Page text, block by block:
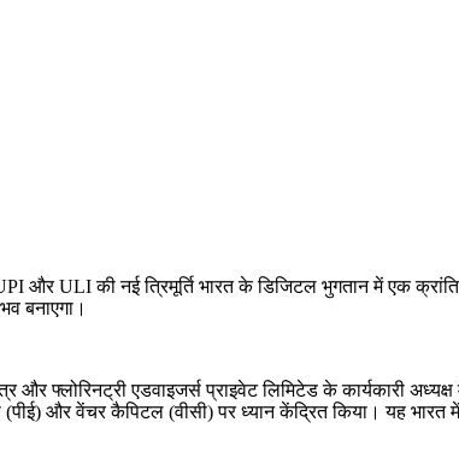
ULI की नई त्रिमूर्ति भारत के डिजिटल भुगतान में एक
बनाएगा।
फ्लोरिनट्री एडवाइजर्स प्राइवेट लिमिटेड के कार्यकारी
और वेंचर कैपिटल (वीसी) पर ध्यान केंद्रित किया। यह भारत